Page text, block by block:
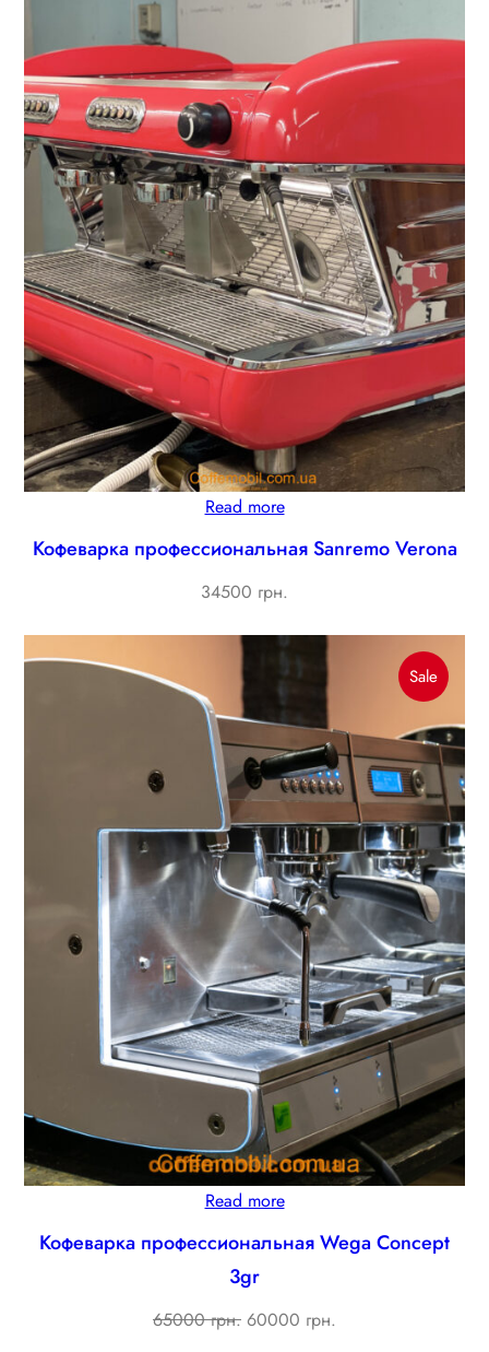
Read more
Кофеварка профессиональная Sanremo Verona
34500 грн.
SaleProduct
On
Sale
Read more
Кофеварка профессиональная Wega Concept
3gr
65000 грн. Original
60000 грн.